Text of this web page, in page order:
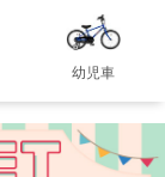
幼児車